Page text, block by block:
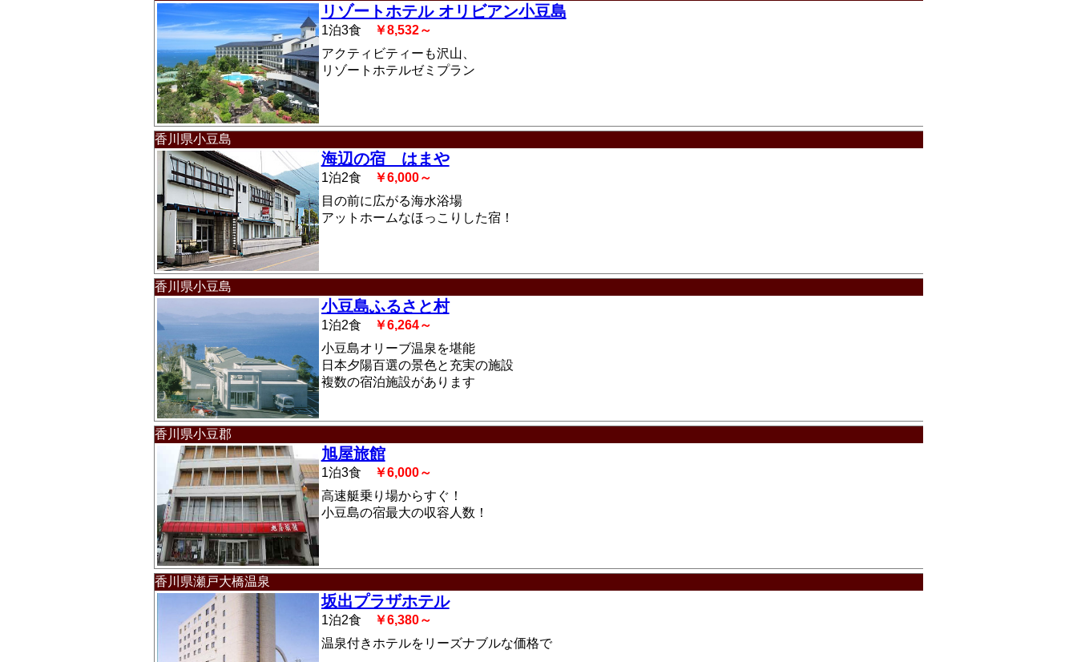
リゾートホテル オリビアン小豆島
1泊3食
￥8,532～
アクティビティーも沢山、
リゾートホテルゼミプラン
香川県小豆島
海辺の宿 はまや
1泊2食
￥6,000～
目の前に広がる海水浴場
アットホームなほっこりした宿！
香川県小豆島
小豆島ふるさと村
1泊2食
￥6,264～
小豆島オリーブ温泉を堪能
日本夕陽百選の景色と充実の施設
複数の宿泊施設があります
香川県小豆郡
旭屋旅館
1泊3食
￥6,000～
高速艇乗り場からすぐ！
小豆島の宿最大の収容人数！
香川県瀬戸大橋温泉
坂出プラザホテル
1泊2食
￥6,380～
温泉付きホテルをリーズナブルな価格で